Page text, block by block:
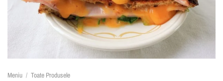
Meniu / Toate Produsele